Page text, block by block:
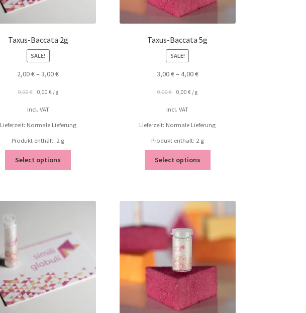
Taxus-Baccata 2g
SALE!
2,00€–3,00€
0,00€ 0,00 €/g
incl. VAT
Lieferzeit: Normale Lieferung
Produkt enthält: 2 g
Select options
Taxus-Baccata 5g
SALE!
3,00€– 4,00€
0,00€ 0,00€ /g
incl. VAT
Lieferzeit: Normale Lieferung
Produkt enthält: 2 g
Select options